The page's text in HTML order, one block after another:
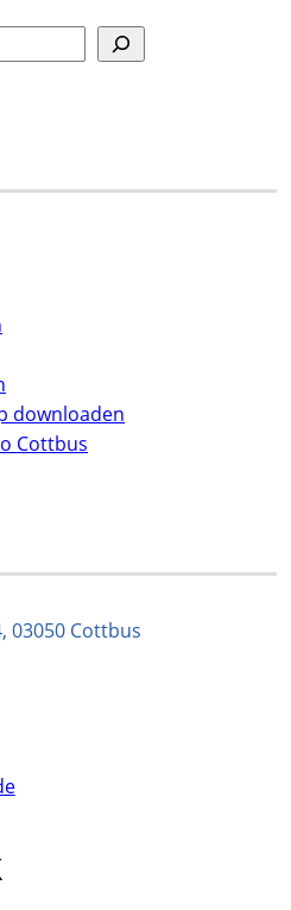
downloaden
Cottbus
03050 Cottbus